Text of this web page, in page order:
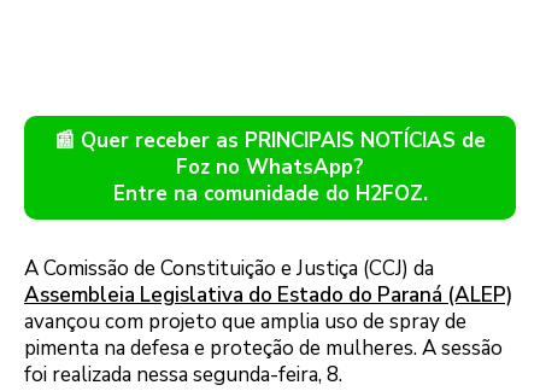
📰 Quer receber as PRINCIPAIS NOTÍCIAS de
Foz no WhatsApp?
Entre na comunidade do H2FOZ.
A Comissão de Constituição e Justiça (CCJ) da
Assembleia Legislativa do Estado do Paraná (ALEP)
avançou com projeto que amplia uso de spray de
pimenta na defesa e proteção de mulheres. A sessão
foi realizada nessa segunda-feira, 8.